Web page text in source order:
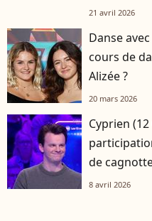
21 avril 2026
Danse
cours de
Alizée ?
20 mars 2026
Cyprien
de
8 avril 2026